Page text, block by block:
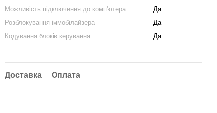
Можливість підключення до комп'ютера
Да
Розблокування іммобілайзера
Да
Кодування блоків керування
Да
Доставка Оплата